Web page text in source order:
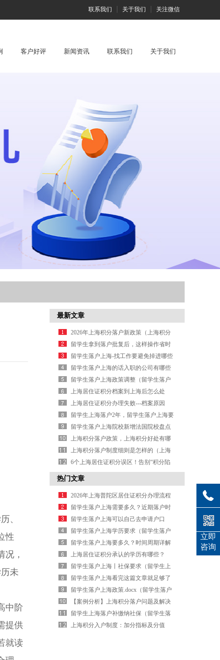
联系我们 关于我们 关注微信
客户好评 新闻资讯 联系我们 关于我们
、
性
，
未
中阶
提供
就读
最新文章
2026年上海积分落户新政策（上海积分
落户政策2026年）
留学生拿到落户批复后，这样操作省时
省力！（留学生落户已受理,等待初审多
长时间）
留学生落户上海-找工作要避免掉进哪些
坑？（留学生上海落户工作要求）
留学生落户上海的话入职的公司有哪些
要求？（留学生落户上海对工作单位的
要求）
留学生落户上海政策调整（留学生落户
上海新政策2026年）
上海居住证积分档案到上海后怎么处
理？（上海居住证积分档案到上海后怎
么处理）
上海居住证积分办理失败---档案原因
（上海居住证积分申请表填错了怎么
办）
留学生上海落户2年，留学生落户上海要
多久（留学生上海落户）
留学生落户上海院校新增法国院校盘点
（上海法国艺术留学）
上海积分落户政策，上海积分好处有哪
些（上海积分落户要求条件）
上海积分落户制度细则是怎样的（上海
积分落户新政策出台）
6个上海居住证积分误区！告别“积分陷
阱”
热门文章
2026年上海普陀区居住证积分办理流程
（上海普陀区办理居住证的地方及时
间）
留学生落户上海需要多久？近期落户时
间一览（留学生落户上海政策持续多
久）
留学生落户上海可以自己去申请户口
吗？（留学生落户上海需要本人去吗）
留学生落户上海学历要求（留学生落户
上海有什么条件）
留学生落户上海要多久？时间周期详解
（留学生落户上海大概需要多久）
上海居住证积分承认的学历有哪些？
（上海居住证积分有什么要求）
留学生落户上海丨社保要求（留学生上
海落户新政策2026年社保）
留学生落户上海看完这篇文章就足够了
（留学生落户上海有什么优惠政策）
留学生落户上海政策.docx（留学生落户
上海政策官网）
【案例分析】上海积分落户问题及解决
办法（上海积分落户管理办法）
留学生上海落户补缴纳社保（留学生落
户上海补交社保）
上海积分入户制度：加分指标及分值
立即
咨询